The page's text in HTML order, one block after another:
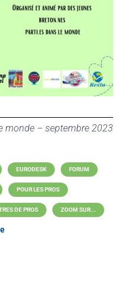
monde – septembre 2023
EURODESK FORUM
POUR LES PROS
DE PROS ZOOM SUR...